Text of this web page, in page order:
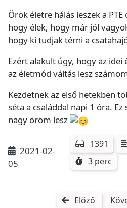
Örök életre hálás leszek a
hogy élek, hogy már jól
hogy ki tudjak térni a
Ezért alakult úgy, hogy az idei
az életmód váltás lesz
Kezdetnek az első hetekben
séta a családdal napi 1 óra.
nagy öröm lesz
2021-02-
05
1391
3 perc
Előző